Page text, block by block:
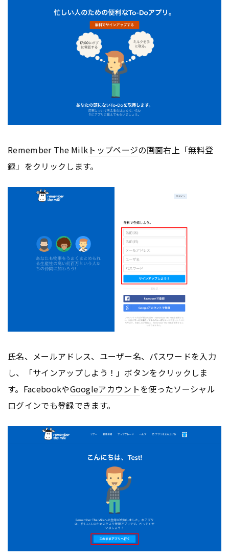
Remember The Milk トップページの画面右上「無料登
録」をクリックします。
氏名、メールアドレス、ユーザー名、パスワードを入力
し、「サインアップしよう！」ボタンをクリックしま
す。FacebookやGoogleアカウントを使ったソーシャル
ログインでも登録できます。